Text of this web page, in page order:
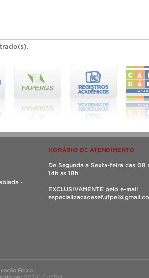
-
HORÁRIO DE ATENDIMENTO
De Segunda a Sexta-feira das 08
14h as 18h
EXCLUSIVAMENTE pelo e-mail
Física .
por SGTIC / UFPel.